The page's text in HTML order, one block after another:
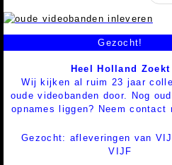
Gezocht!
Heel Holland Zoekt
Wij kijken al ruim 23 jaar
oude videobanden door. Nog
opnames liggen? Neem contact
Gezocht: afleveringen van
VIJF